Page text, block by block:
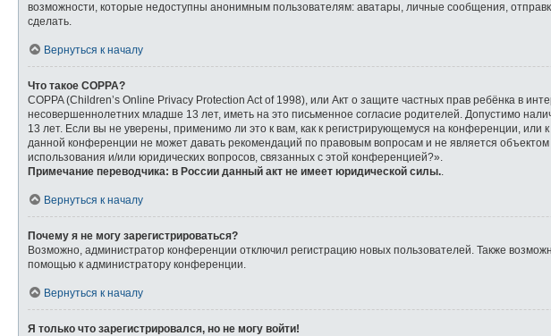
возможности, которые недоступны анонимным пользователям: аватары, личные сообщения,
сделать.
Вернуться к началу
Что такое COPPA?
COPPA (Children’s Online Privacy Protection Act of 1998), или Акт о защите частных прав ребёнка в
несовершеннолетних младше 13 лет, иметь на это письменное согласие родителей. Допустимо
13 лет. Если вы не уверены, применимо ли это к вам, как к регистрирующемуся на конференции,
данной конференции не может давать рекомендаций по правовым вопросам и не является
использования и/или юридических вопросов, связанных с этой конференцией?».
Примечание переводчика: в России данный акт не имеет юридической силы..
Вернуться к началу
Почему я не могу зарегистрироваться?
Возможно, администратор конференции отключил регистрацию новых пользователей. Также
помощью к администратору конференции.
Вернуться к началу
Я только что зарегистрировался, но не могу войти!